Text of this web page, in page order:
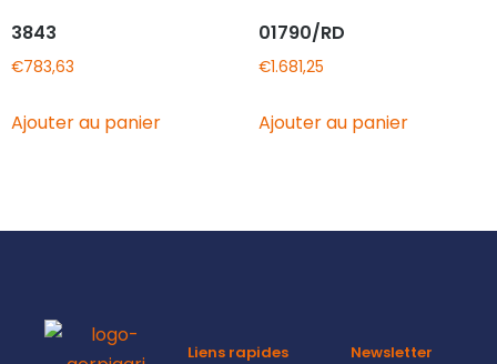
3843
€783,63
Ajouter au panier
01790/RD
€1.681,25
Ajouter au panier
Liens rapides Newsletter